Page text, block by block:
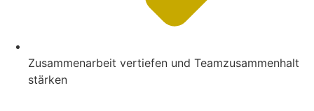
Zusammenarbeit vertiefen und Teamzusammenhalt
stärken